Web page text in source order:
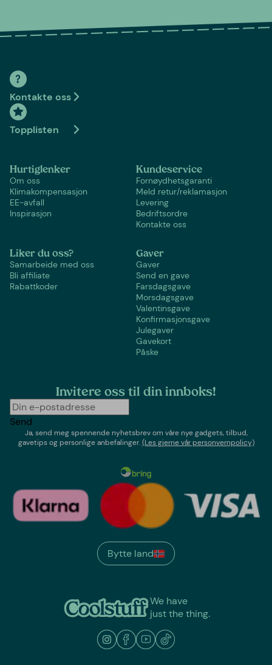
Kontakte oss
Topplisten
Hurtiglenker
Om oss
Klimakompensasjon
EE-avfall
Inspirasjon
Kundeservice
Fornøydhetsgaranti
Meld retur/reklamasjon
Levering
Bedriftsordre
Kontakte oss
Liker du oss?
Samarbeide med oss
Bli affiliate
Rabattkoder
Gaver
Gaver
Send en gave
Farsdagsgave
Morsdagsgave
Valentinsgave
Konfirmasjonsgave
Julegaver
Gavekort
Påske
Invitere oss til din innboks!
Send
Ja, send meg spennende nyhetsbrev om våre nye gadgets, tilbud,
gavetips og personlige anbefalinger.(Les gjerne vår personvernpolicy)
We have
just the thing.
Bytte land